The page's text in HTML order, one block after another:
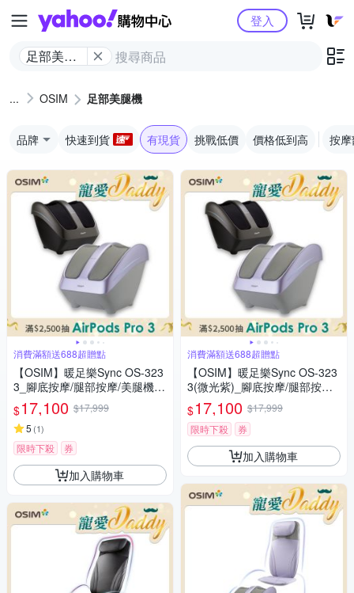
Yahoo購物中心
足部美腿
登入
OSIM 足部美腿機
品牌 快速到貨 有現貨 挑戰低價 價格低到高 按
消費滿額送688超贈點
【OSIM】暖足樂Sync OS-323
3_腳底按摩/腿部按摩/美腿機/
小腿按摩
$17,100 $17,999
5 (1)
限時下殺 券
加入購物車
消費滿額送688超贈點
【OSIM】暖足樂Sync OS-323
3(微光紫)_腳底按摩/腿部按摩/
美腿機/小腿按摩
$17,100 $17,999
限時下殺
券
加入購物車